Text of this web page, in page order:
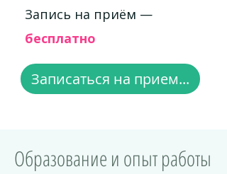
Запись на приём —
бесплатно
Записаться на прием...
Образование и опыт работы